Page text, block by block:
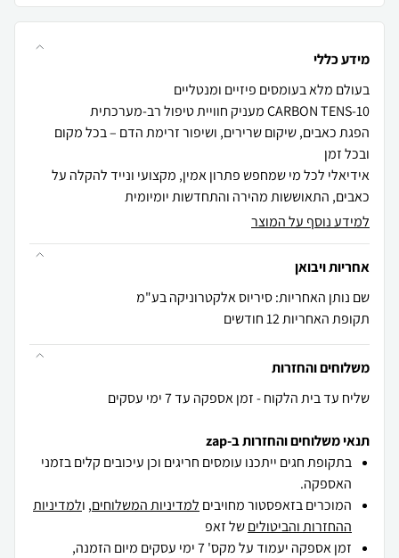
מידע כללי
הפגת כאבים, שיקום שרירים, ושיפור זרימת הדם – בכל מקום
אידיאלי לכל מי שמחפש פתרון אמין, מקצועי ונייד להקלה על
כאבים, התאוששות מהירה והתחדשות יומיומית
למידע נוסף על המוצר
אחריות ויבואן
שם נותן האחריות: סיריוס אלקטרוניקה בע"מ
תקופת האחריות 12 חודשים
משלוחים והחזרות
שליח עד בית הלקוח - זמן אספקה עד 7 ימי עסקים
תנאי משלוחים והחזרות ב-zap
בתקופת חגים ייתכנו עומסים חריגים וכן עיכובים קלים בזמני
האספקה.
המוכרים בזאפסטור מחויבים למדיניות המשלוחים, ולמדיניות
ההחזרות והביטוליםשל זאפ
זמן אספקה יעמוד על מקס' 7 ימי עסקים מיום הזמנה,